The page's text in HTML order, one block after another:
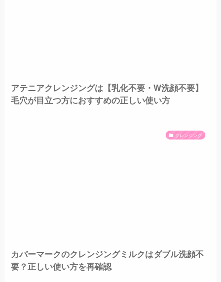
アテニアクレンジングは【乳化不要・W洗顔不要】
毛穴が目立つ方におすすめの正しい使い方
クレンジング
カバーマークのクレンジングミルクはダブル洗顔不
要？正しい使い方を再確認